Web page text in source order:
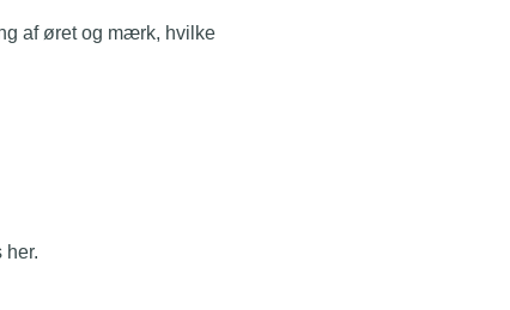
af øret og mærk, hvilke
her.